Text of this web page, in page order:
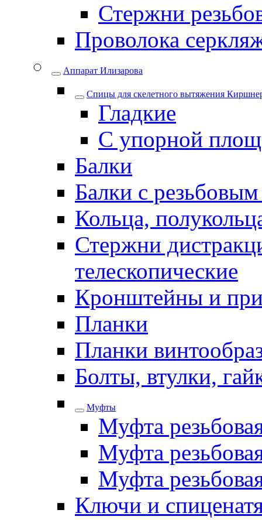
Стержни
Проволока
Аппарат Илизарова
Спицы для cкелетного вытяжения
Гладкие
С упорной
Балки
Балки с
Кольца,
Стержни
телескопические
Кронштейны и
Планки
Планки
Болты, втулки,
Муфты
Муфта
Муфта
Муфта
Ключи и